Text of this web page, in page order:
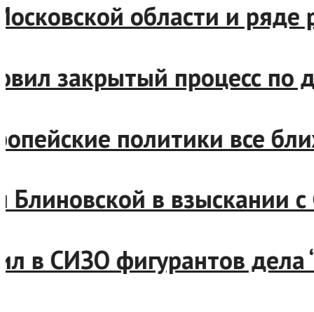
Московской области и
закрытый процесс
политики все
Блиновской в
в СИЗО фигурантов